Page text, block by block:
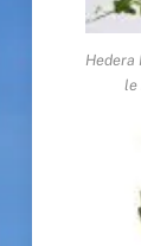
Hedera
le